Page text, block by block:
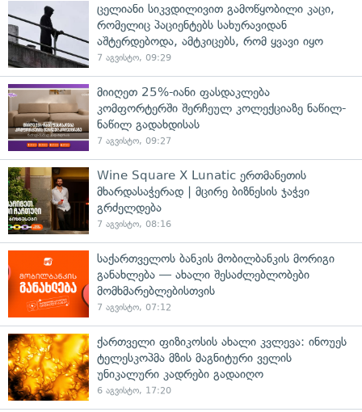
ცელიანი სიკვდილივით გამოწყობილი კაცი,
რომელიც პაციენტებს სახურავიდან
აშტერდებოდა, ამტკიცებს, რომ ყვავი იყო
7 აგვისტო, 09:29
მიიღეთ 25%-იანი ფასდაკლება
კომფორტერში შერჩეულ კოლექციაზე ნაწილ-
ნაწილ გადახდისას
7 აგვისტო, 09:27
Wine Square X Lunatic ერთმანეთის
მხარდასაჭერად | მცირე ბიზნესის ჯაჭვი
გრძელდება
7 აგვისტო, 08:16
საქართველოს ბანკის მობილბანკის მორიგი
განახლება — ახალი შესაძლებლობები
მომხმარებლებისთვის
7 აგვისტო, 07:12
ქართველი ფიზიკოსის ახალი კვლევა: ინოუეს
ტელესკოპმა მზის მაგნიტური ველის
უნიკალური კადრები გადაიღო
6 აგვისტო, 17:20